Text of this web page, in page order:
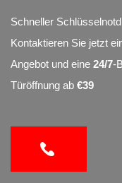
Schneller
Kontaktieren Sie jetzt
Angebot und eine 24/7-
Türöffnung ab €39